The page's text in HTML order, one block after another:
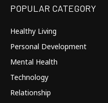
POPULAR CATEGORY
Healthy Living
Personal Development
Mental Health
Technology
Relationship